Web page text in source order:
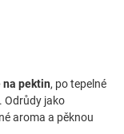
na pektin, po tepelné
Odrůdy jako
aroma a pěknou